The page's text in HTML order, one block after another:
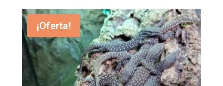
¡Oferta!